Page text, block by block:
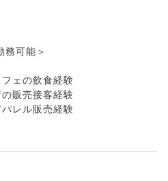
務可能＞
ェの飲食経験
販売接客経験
レル販売経験